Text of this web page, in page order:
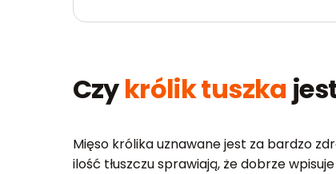
Czykrólik tuszka
Mięso królika uznawane jest za bardzo
ilość tłuszczu sprawiają, że dobrze